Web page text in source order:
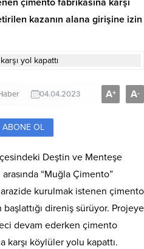
kazanın alana girişine izin
04.04.2023 A+ A-
ABONE OL
Deştin ve Menteşe
“Muğla Çimento”
kurulmak istenen çimento
başlattığı direniş sürüyor. Projeye
devam ederken çimento
karşı köylüler yolu kapattı.